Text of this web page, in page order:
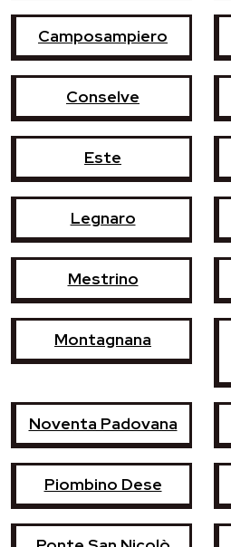
Camposampiero
Conselve
Este
Legnaro
Mestrino
Montagnana
Noventa Padovana
Piombino Dese